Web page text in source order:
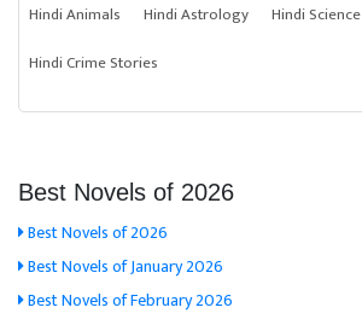
Hindi Animals
Hindi Astrology Hindi Science
Hindi Crime Stories
Best Novels of 2026
Best Novels of 2026
Best Novels of January 2026
Best Novels of February 2026